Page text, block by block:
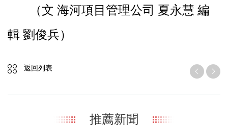
（文 海河項目管理公司 夏永慧 編
輯 劉俊兵）
返回列表
推薦新聞